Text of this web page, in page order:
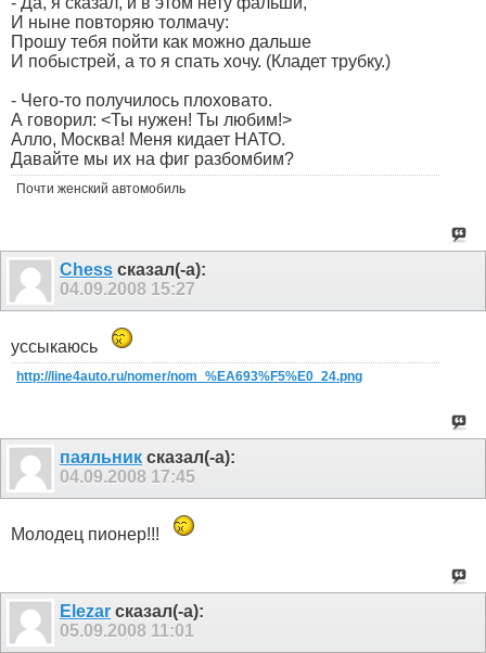
И ныне повторяю толмачу:
Прошу тебя пойти как можно дальше
И побыстрей, а то я спать хочу. (Кладет трубку.)
- Чего-то получилось плоховато.
А говорил: <Ты нужен! Ты любим!>
Алло, Москва! Меня кидает НАТО.
Давайте мы их на фиг разбомбим?
Почти женский автомобиль
Chess сказал(-а):
04.09.2008 15:27
уссыкаюсь
http://line4auto.ru/nomer/nom_%EA693%F5%E0_24.png
паяльник сказал(-а):
04.09.2008 17:45
Молодец пионер!!!
Elezar сказал(-а):
05.09.2008 11:01